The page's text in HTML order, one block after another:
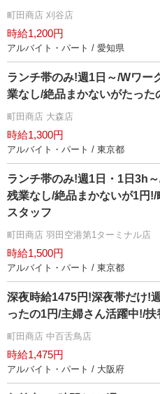
町田商店 刈谷店
時給1,200円
アルバイト・パート / 愛知県
ランチ帯のみ!週1日～/Wワー
業なし/絶品まかないがたった
町田商店 大森店
時給1,300円
アルバイト・パート / 東京都
ランチ帯のみ!週1日・1日3h
残業なし/絶品まかないが1円
スタッフ
町田商店 羽田空港第1ターミナル店
時給1,500円
アルバイト・パート / 東京都
深夜時給1475円!深夜帯だけ!
ったの1円/主婦さん活躍中!/
町田商店 中百舌鳥店
時給1,475円
アルバイト・パート / 大阪府